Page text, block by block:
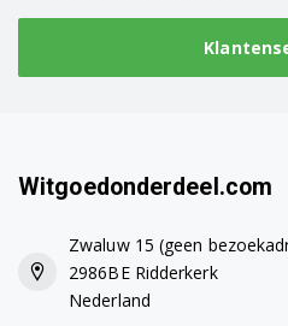
DFN1431 7608233953
DFN1520S 7634181642
Witgoedonderdeel.com
Zwaluw 15 (geen
2986BE Ridderkerk
Nederland